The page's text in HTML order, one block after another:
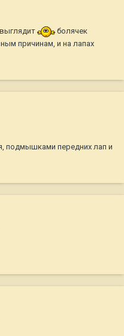
болячек
причинам, и на лапах
подмышками передних лап и